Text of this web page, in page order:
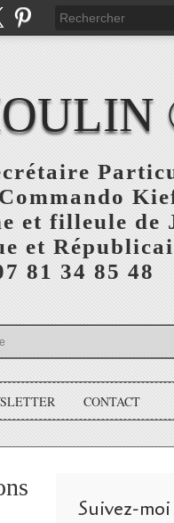
et filleule de
et
81 34 85 48
CONTACT
Suivez-moi